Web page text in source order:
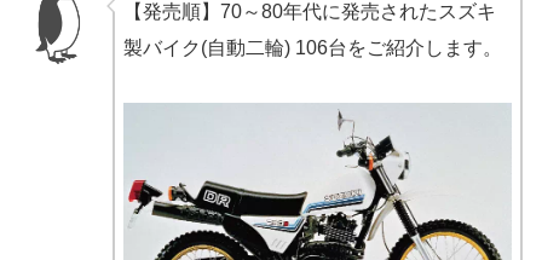
【発売順】70～80年代に発売されたスズキ
製バイク(自動二輪) 106台をご紹介します。